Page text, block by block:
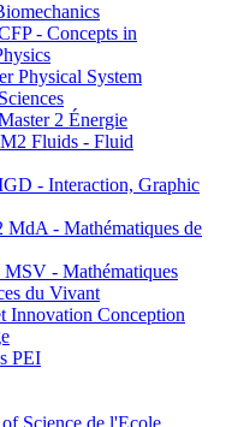
- Concepts in
Physical System
2 Énergie
Fluids - Fluid
- Interaction, Graphic
- Mathématiques de
- Mathématiques
du Vivant
Innovation Conception
PEI
Science de l'Ecole